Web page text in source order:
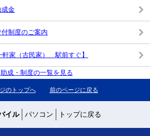
成金
制度のご案内
家（古民家） 駅前すぐ】
助成・制度の一覧を見る
のトップへ 前のページに戻る
イル パソコン トップに戻る